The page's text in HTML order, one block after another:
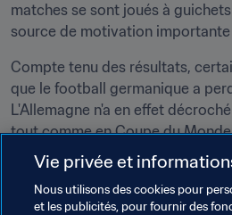
matches se sont joués à
source de motivation importante
Compte tenu des résultats,
que le football germanique a
L'Allemagne n'a en effet
tout comme en Coupe du
du Sud 2010. Ce serait pourtant
terme, car c'est de cette
l'Allemagne triomphante de
Vie privée et
Nous utilisons des cookies pour
et les publicités, pour fournir des